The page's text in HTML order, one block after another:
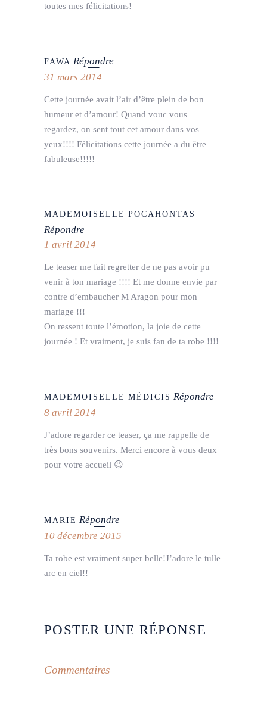
toutes mes félicitations!
FAWA Répondre
31 mars 2014
Cette journée avait l’air d’être plein de bon
humeur et d’amour! Quand vouc vous
regardez, on sent tout cet amour dans vos
yeux!!!! Félicitations cette journée a du être
fabuleuse!!!!!
MADEMOISELLE POCAHONTAS
Répondre
1 avril 2014
Le teaser me fait regretter de ne pas avoir pu
venir à ton mariage !!!! Et me donne envie par
contre d’embaucher M Aragon pour mon
mariage !!!
On ressent toute l’émotion, la joie de cette
journée ! Et vraiment, je suis fan de ta robe !!!!
MADEMOISELLE MÉDICIS Répondre
8 avril 2014
J’adore regarder ce teaser, ça me rappelle de
très bons souvenirs. Merci encore à vous deux
pour votre accueil 😉
MARIE Répondre
10 décembre 2015
Ta robe est vraiment super belle!J’adore le tulle
arc en ciel!!
POSTER UNE RÉPONSE